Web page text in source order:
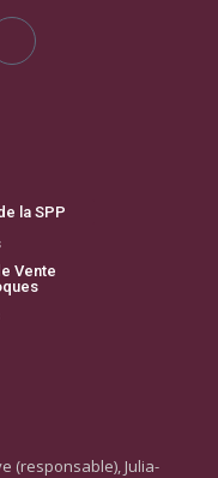
la SPP
Vente
(responsable), Julia-